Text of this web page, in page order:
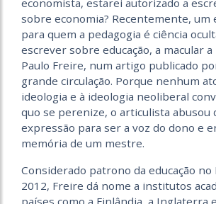
economista, estarei autorizado a
sobre economia? Recentemente, um
para quem a pedagogia é ciência
escrever sobre educação, a macular
Paulo Freire, num artigo publicado
grande circulação. Porque nenhum
ideologia e à ideologia neoliberal
quo se perenize, o articulista abusou
expressão para ser a voz do dono e
memória de um mestre.
Considerado patrono da educação no
2012, Freire dá nome a institutos